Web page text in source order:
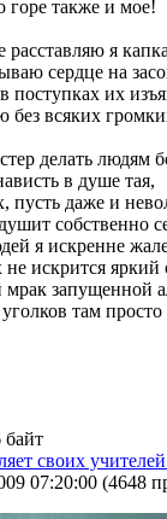
горе также и мое!
расставляю я
сердце на
поступках их
без всяких
делать людям
в душе тая,
пусть даже и
собственно
я искренне
искрится яркий
запущенной
там просто
байт
своих
07:20:00 (4648